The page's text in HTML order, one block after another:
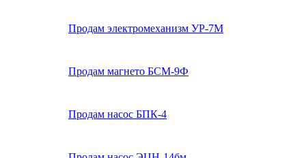
Продам электромеханизм УР-7М
Продам магнето БСМ-9Ф
Продам насос БПК-4